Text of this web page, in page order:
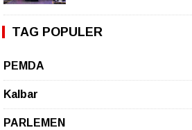
TAG POPULER
PEMDA
Kalbar
PARLEMEN